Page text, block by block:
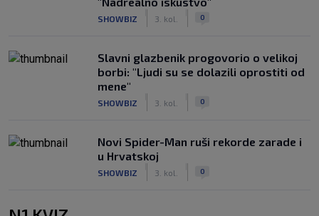
SHOWBIZ 3. kol. 0
Slavni glazbenik progovorio o velikoj
borbi: "Ljudi su se dolazili oprostiti od
mene"
SHOWBIZ 3. kol. 0
Novi Spider-Man ruši rekorde zarade i
u Hrvatskoj
SHOWBIZ 3. kol. 0